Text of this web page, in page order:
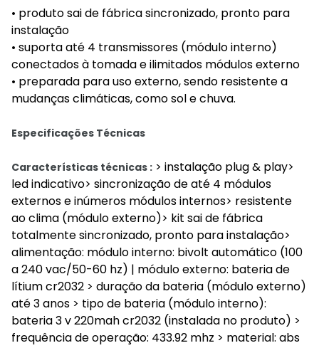
• produto sai de fábrica sincronizado, pronto para
instalação
• suporta até 4 transmissores (módulo interno)
conectados à tomada e ilimitados módulos externo
• preparada para uso externo, sendo resistente a
mudanças climáticas, como sol e chuva.
Especificações Técnicas
Características técnicas : > instalação plug & play>
led indicativo> sincronização de até 4 módulos
externos e inúmeros módulos internos> resistente
ao clima (módulo externo)> kit sai de fábrica
totalmente sincronizado, pronto para instalação>
alimentação: módulo interno: bivolt automático (100
a 240 vac/50-60 hz) | módulo externo: bateria de
lítium cr2032 > duração da bateria (módulo externo)
até 3 anos > tipo de bateria (módulo interno):
bateria 3 v 220mah cr2032 (instalada no produto) >
frequência de operação: 433.92 mhz > material: abs